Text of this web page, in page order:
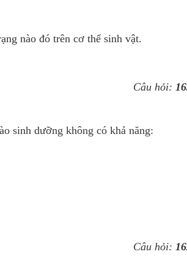
nào đó trên cơ thể sinh vật.
Câu hỏi:
sinh dưỡng không có khả năng:
Câu hỏi: